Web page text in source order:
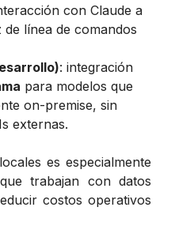
con Claude a
línea de comandos
: integración
para modelos que
on-premise, sin
externas.
es especialmente
trabajan con datos
costos operativos